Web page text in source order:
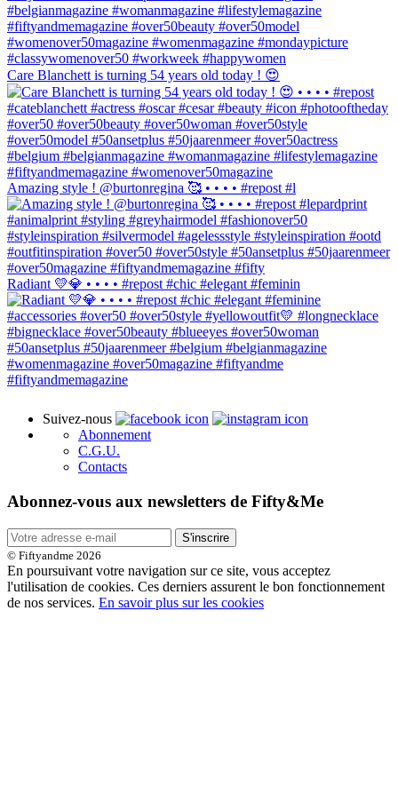
Care Blanchett is turning 54 years old today ! 😍
Amazing style ! @burtonregina 🥰 • • • • #repost #l
Radiant 💛💎 • • • • #repost #chic #elegant #feminin
Suivez-nous
Abonnement
C.G.U.
Contacts
Abonnez-vous aux newsletters de Fifty&Me
S'inscrire
© Fiftyandme 2026
En poursuivant votre navigation sur ce site, vous acceptez
l'utilisation de cookies. Ces derniers assurent le bon fonctionnement
de nos services. En savoir plus sur les cookies